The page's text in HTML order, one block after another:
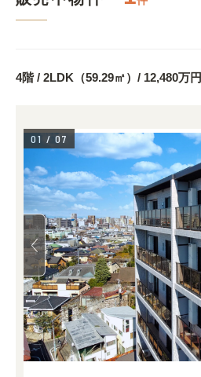
4階 / 2LDK（59.29㎡）/ 12,480万円
01 / 07